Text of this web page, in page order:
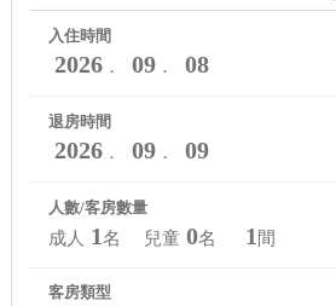
入住時間
2026． 09． 08
退房時間
2026． 09． 09
人數/客房數量
成人 1名 兒童 0名 1 間
客房類型